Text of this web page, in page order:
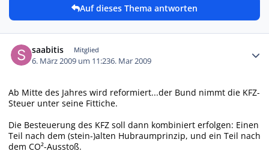
Auf dieses Thema antworten
saabitis Mitglied
6. März 2009 um 11:236. Mar 2009
Ab Mitte des Jahres wird reformiert...der Bund nimmt die KFZ-
Steuer unter seine Fittiche.
Die Besteuerung des KFZ soll dann kombiniert erfolgen: Einen
Teil nach dem (stein-)alten Hubraumprinzip, und ein Teil nach
dem CO²-Ausstoß.